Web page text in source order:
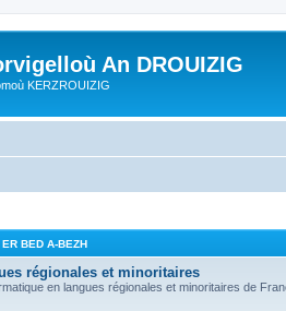
An DROUIZIG
KERZROUIZIG
BED A-BEZH
régionales et minoritaires
en langues régionales et minoritaires de